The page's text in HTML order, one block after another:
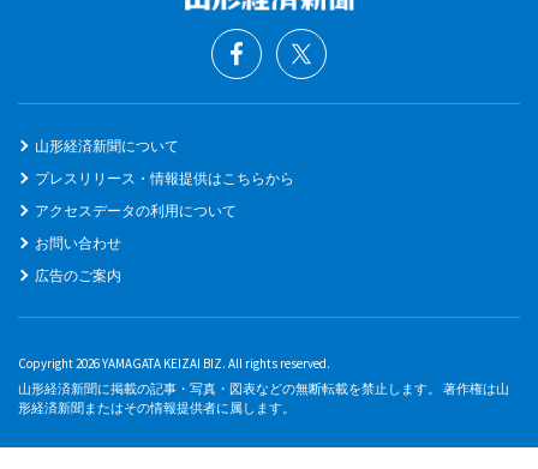
山形経済新聞について
プレスリリース・情報提供はこちらから
アクセスデータの利用について
お問い合わせ
広告のご案内
Copyright 2026 YAMAGATA KEIZAI BIZ. All rights reserved.
山形経済新聞に掲載の記事・写真・図表などの無断転載を禁止します。 著作権は山
形経済新聞またはその情報提供者に属します。